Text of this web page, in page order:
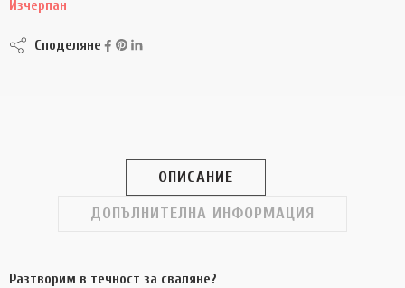
Изчерпан
Споделяне
ОПИСАНИЕ
ДОПЪЛНИТЕЛНА ИНФОРМАЦИЯ
Разтворим в течност за сваляне?